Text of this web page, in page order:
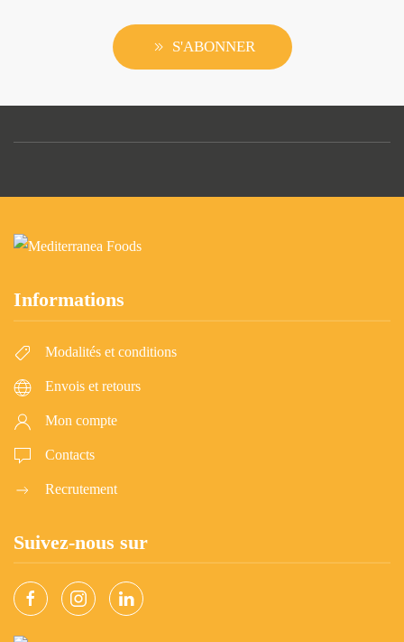
S'ABONNER
Informations
Modalités et conditions
Envois et retours
Mon compte
Contacts
Recrutement
Suivez-nous sur